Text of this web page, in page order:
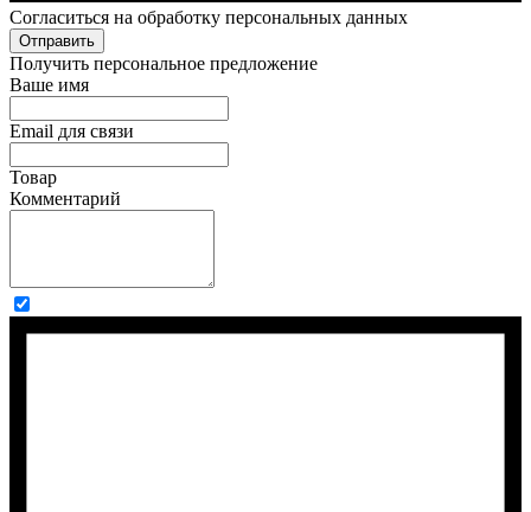
Cогласиться на обработку персональных данных
Отправить
Получить персональное предложение
Ваше имя
Email для связи
Товар
Комментарий